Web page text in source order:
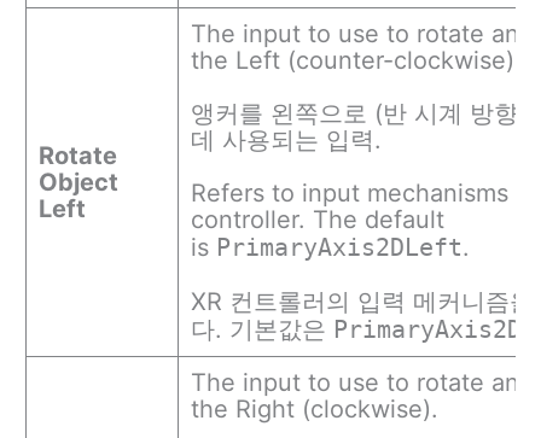
Rotate
Object
Left
The input to use to rotate an
the Left (counter-clockwise).
앵커를 왼쪽으로 (반 시계 방향
데 사용되는 입력.
Refers to input mechanisms
controller. The default
is PrimaryAxis2DLeft.
XR 컨트롤러의 입력 메커니즘
다. 기본값은
The input to use to rotate an
the Right (clockwise).